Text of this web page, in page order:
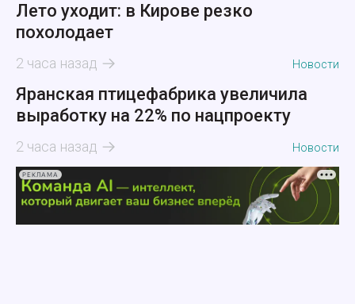
Лето уходит: в Кирове резко
похолодает
2 часа назад Новости
Яранская птицефабрика увеличила
выработку на 22% по нацпроекту
2 часа назад Новости
РЕКЛАМА